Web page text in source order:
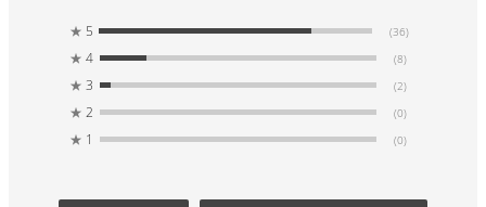
★ 5 (36)
★ 4 (8)
★ 3 (2)
★ 2 (0)
★ 1 (0)